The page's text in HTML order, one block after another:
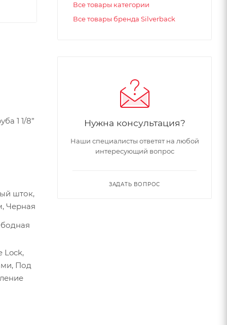
1 1/8”
шток,
Черная
Lock,
Под
Все товары категории
Все товары бренда Silverback
Нужна консультация?
Наши специалисты ответят на любой
интересующий вопрос
ЗАДАТЬ ВОПРОС